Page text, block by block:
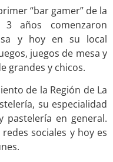
“bar gamer” de la
años comenzaron
y hoy en su local
juegos de mesa y
grandes y chicos.
de la Región de La
su especialidad
pastelería en general.
sociales y hoy es